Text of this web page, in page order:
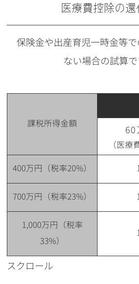
医療費控除の還
保険金や出産育児一時金等で
ない場合の試算で
課税所得金額
60
（医療
400万円（税率20%）
700万円（税率23%）
1,000万円（税率
33%）
スクロール